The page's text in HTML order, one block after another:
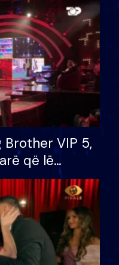
Brother VIP 5,
që lë
për